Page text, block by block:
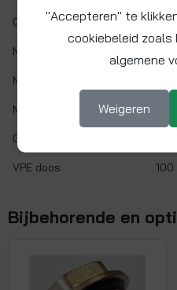
O-ring:
Min. werktemp.:
Max. werktemp.:
Max. werkdruk: 10
Gaskeur:
VPE doos: 100
Bijbehorende en
"Accepteren" te
cookiebeleid zoals
algemene
Weigeren